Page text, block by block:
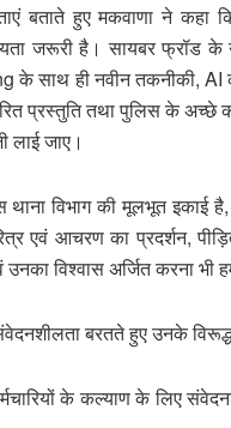
बताते हुए मकवाणा ने कहा
जरूरी है। सायबर फ्रॉड
ही नवीन तकनीकी, AI
प्रस्तुति तथा पुलिस के अच्छे
लाई जाए।
थाना विभाग की मूलभूत इकाई
एवं आचरण का प्रदर्शन,
विश्वास अर्जित करना भी
बरतते हुए उनके
के कल्याण के लिए